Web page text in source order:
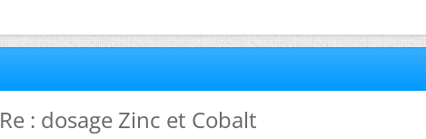
Re : dosage Zinc et Cobalt